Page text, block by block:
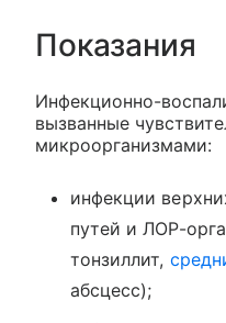
Показания
Инфекционно-
вызванные
микроорганизмами:
инфекции
путей и ЛОР-
тонзиллит,
абсцесс);